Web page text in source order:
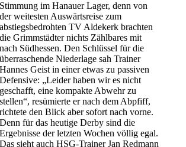
Stimmung im Hanauer Lager, denn von
der weitesten Auswärtsreise zum
abstiegsbedrohten TV Aldekerk brachten
die Grimmstädter nichts Zählbares mit
nach Südhessen. Den Schlüssel für die
überraschende Niederlage sah Trainer
Hannes Geist in einer etwas zu passiven
Defensive: „Leider haben wir es nicht
geschafft, eine kompakte Abwehr zu
stellen“, resümierte er nach dem Abpfiff,
richtete den Blick aber sofort nach vorne.
Denn für das heutige Derby sind die
Ergebnisse der letzten Wochen völlig egal.
Das sieht auch HSG-Trainer Jan Redmann